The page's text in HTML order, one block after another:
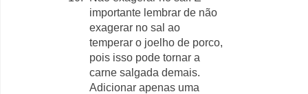
importante lembrar de não
exagerar no sal ao
temperar o joelho de porco,
pois isso pode tornar a
carne salgada demais.
Adicionar apenas uma